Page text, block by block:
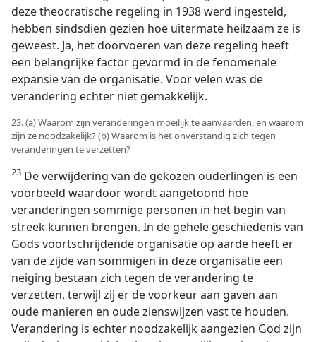
deze theocratische regeling in 1938 werd ingesteld,
hebben sindsdien gezien hoe uitermate heilzaam ze is
geweest. Ja, het doorvoeren van deze regeling heeft
een belangrijke factor gevormd in de fenomenale
expansie van de organisatie. Voor velen was de
verandering echter niet gemakkelijk.
23. (a) Waarom zijn veranderingen moeilijk te aanvaarden, en waarom
zijn ze noodzakelijk? (b) Waarom is het onverstandig zich tegen
veranderingen te verzetten?
23 De verwijdering van de gekozen ouderlingen is een
voorbeeld waardoor wordt aangetoond hoe
veranderingen sommige personen in het begin van
streek kunnen brengen. In de gehele geschiedenis van
Gods voortschrijdende organisatie op aarde heeft er
van de zijde van sommigen in deze organisatie een
neiging bestaan zich tegen de verandering te
verzetten, terwijl zij er de voorkeur aan gaven aan
oude manieren en oude zienswijzen vast te houden.
Verandering is echter noodzakelijk aangezien God zijn